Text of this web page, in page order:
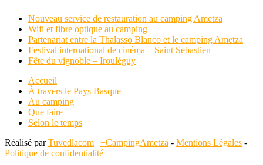
Nouveau service de restauration au camping Ametza
Wifi et fibre optique au camping
Partenariat entre la Thalasso Blanco et le camping Ametza
Festival international de cinéma – Saint Sebastien
Fête du vignoble – Irouléguy
Accueil
À travers le Pays Basque
Au camping
Que faire
Selon le temps
Réalisé parTuvedlacom | +CampingAmetza - Mentions Légales -
Politique de confidentialité